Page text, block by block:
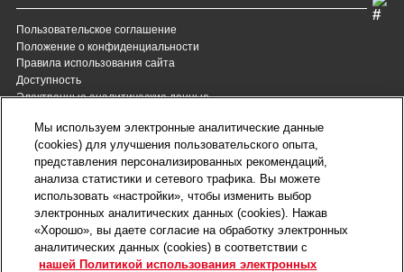
Пользовательское соглашение
Положение о конфиденциальности
Правила использования сайта
Доступность
Электронные аналитические данные
8 (800) 200-37-35
Служба Заботы для России
звонок бесплатный для
всех регионов России
8 (820) 007-137-35
Служба Заботы для
Республики Беларусь
contact@royalcanin.ru
Техническая поддержка
Карта сайта
Настройки файлов cookie
Мы используем электронные аналитические данные
(cookies) для улучшения пользовательского опыта,
представления персонализированных рекомендаций,
анализа статистики и сетевого трафика. Вы можете
использовать «настройки», чтобы изменить выбор
электронных аналитических данных (cookies). Нажав
«Хорошо», вы даете согласие на обработку электронных
аналитических данных (cookies) в соответствии с
нашей Политикой использования электронных